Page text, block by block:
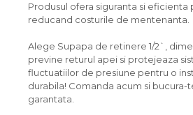
Produsul ofera siguranta si eficienta
reducand costurile de mentenanta.
Alege Supapa de retinere 1/2`,
previne returul apei si protejeaza
fluctuatiilor de presiune pentru o
durabila! Comanda acum si bucura-
garantata.